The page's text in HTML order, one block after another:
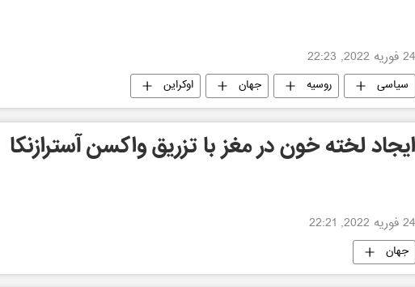
24 فوریه 2022, 22:23
سیاسی روسیه جهان اوکراین
ایجاد لخته خون در مغز با تزریق واکسن آسترازنکا
24 فوریه 2022, 22:21
جهان